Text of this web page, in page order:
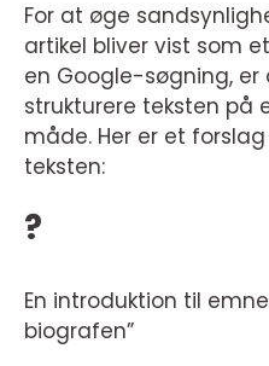
For at øge
artikel bliver vist som
en Google-søgning,
strukturere teksten på
måde. Her er et
teksten:
?
En introduktion til
biografen”